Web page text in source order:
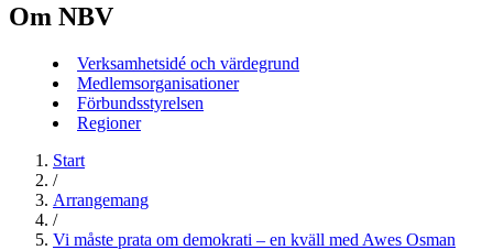
Om NBV
Verksamhetsidé och värdegrund
Medlemsorganisationer
Förbundsstyrelsen
Regioner
Start
/
Arrangemang
/
Vi måste prata om demokrati – en kväll med Awes Osman